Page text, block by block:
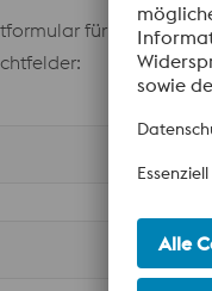
für weitere